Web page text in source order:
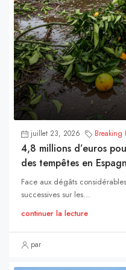
juillet 23, 2026 Breaking
4,8 millions d’euros
des tempêtes en
Face aux dégâts
successives sur les...
continuer la lecture
par